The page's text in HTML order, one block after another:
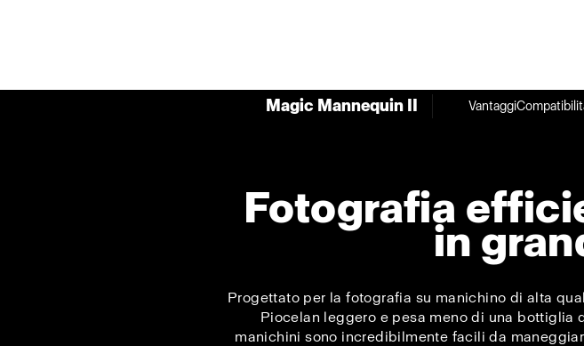
Magic Mannequin II Vantaggi
Fotografia
in
Progettato per la fotografia su manichino di alta
Piocelan leggero e pesa meno di una bottiglia
manichini sono incredibilmente facili da